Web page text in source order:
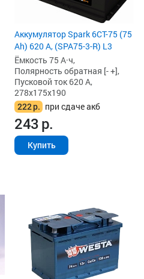
Аккумулятор Spark 6СТ-75 (75
Ah) 620 А, (SPA75-3-R) L3
Ёмкость 75 А·ч,
Полярность обратная [- +],
Пусковой ток 620 А,
278x175x190
222р. при сдаче акб
243р.
Купить